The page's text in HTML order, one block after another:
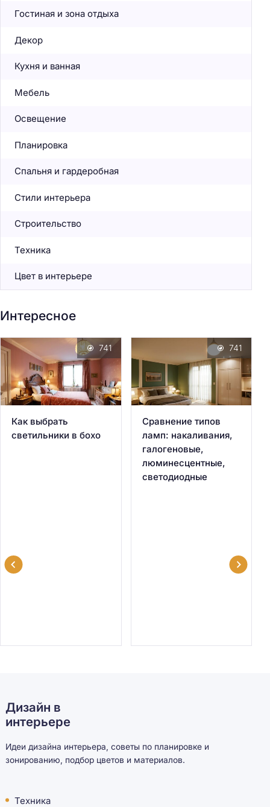
Гостиная и зона отдыха
Декор
Кухня и ванная
Мебель
Освещение
Планировка
Спальня и гардеробная
Стили интерьера
Строительство
Техника
Цвет в интерьере
Интересное
Как выбрать
светильники в бохо
741
Сравнение типов
ламп: накаливания,
галогеновые,
люминесцентные,
светодиодные
741
Дизайн в
интерьере
Идеи дизайна интерьера, советы по планировке и
зонированию, подбор цветов и материалов.
Техника